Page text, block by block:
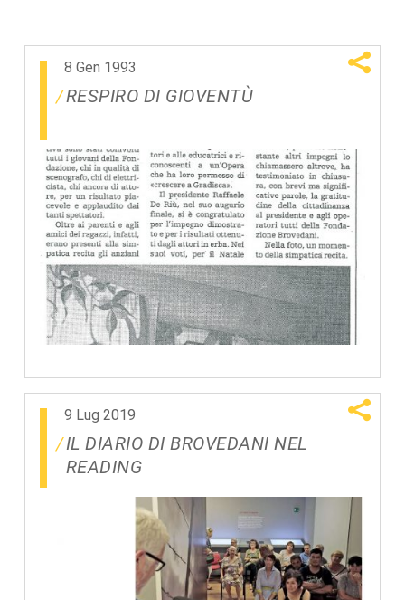
8 Gen 1993
RESPIRO DI GIOVENTÙ
9 Lug 2019
IL DIARIO DI BROVEDANI NEL
READING